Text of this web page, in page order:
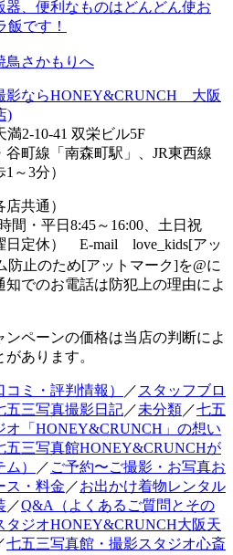
器、便利なものはどんどん使お
飯です！
鳥さかもりへ
影ならHONEY&CRUNCH 大阪
)
満2-10-41 双栄ビル5F
谷町線「南森町駅」、JR東西線
～3分）
共通）
間・平日8:45～16:00、土日祝
日定休） E-mail love_kids[アッ
止のため[アットマーク]を@に
でのお電話は防犯上の理由によ
ペーンの価格は当店の判断によ
あります。
ミ・評判情報） ／ スタッフブロ
五三写真撮影日記／未分類／七五
オ「HONEY&CRUNCH」の想い
五三写真館HONEY&CRUNCHが
）
／ ご予約〜ご撮影・お写真お
ス・料金 ／お出かけ着物レンタル
／Q&A（よくあるご質問とその
タジオHONEY&CRUNCH大阪天
七五三写真館・撮影スタジオ心斎